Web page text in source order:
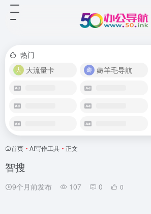
热门
大流量卡
薅羊毛导航
首页 • AI写作工具 • 正文
智搜
9个月前发布 107 0 0